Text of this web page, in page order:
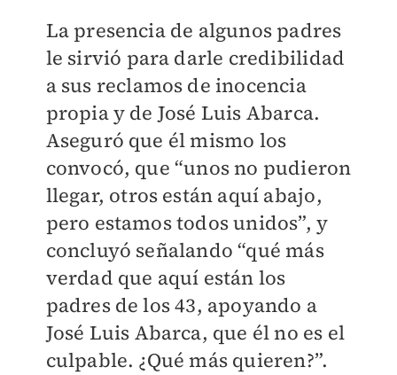
La presencia de algunos padres
le sirvió para darle credibilidad
a sus reclamos de inocencia
propia y de José Luis Abarca.
Aseguró que él mismo los
convocó, que “unos no pudieron
llegar, otros están aquí abajo,
pero estamos todos unidos”, y
concluyó señalando “qué más
verdad que aquí están los
padres de los 43, apoyando a
José Luis Abarca, que él no es el
culpable. ¿Qué más quieren?”.